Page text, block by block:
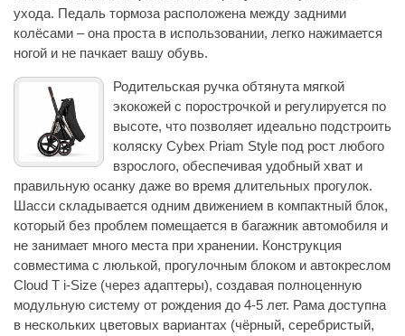
ухода. Педаль тормоза расположена между задними
колёсами – она проста в использовании, легко нажимается
ногой и не пачкает вашу обувь.
Родительская ручка обтянута мягкой
экокожей с порострочкой и регулируется по
высоте, что позволяет идеально подстроить
коляску Cybex Priam Style под рост любого
взрослого, обеспечивая удобный хват и
правильную осанку даже во время длительных прогулок.
Шасси складывается одним движением в компактный блок,
который без проблем помещается в багажник автомобиля и
не занимает много места при хранении. Конструкция
совместима с люлькой, прогулочным блоком и автокреслом
Cloud T i-Size (через адаптеры), создавая полноценную
модульную систему от рождения до 4-5 лет. Рама доступна
в нескольких цветовых вариантах (чёрный, серебристый,